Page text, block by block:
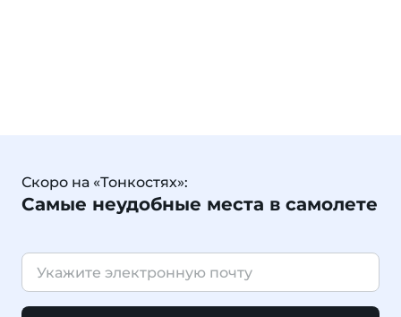
Скоро на «Тонкостях»:
Самые неудобные места в самолете